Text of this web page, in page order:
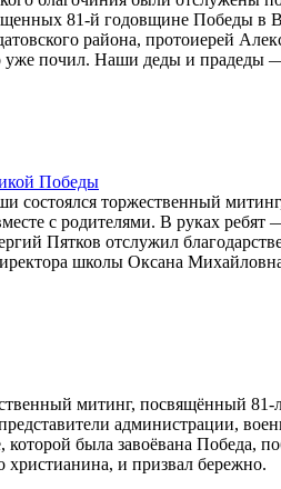
81-й годовщине Победы в
района, протоиерей
уже почил. Наши деды и прадеды —
Победы
состоялся торжественный
с родителями. В руках
Пятков отслужил
школы Оксана
митинг, посвящённый
администрации,
была завоёвана Победа,
христианина, и призвал бережно.